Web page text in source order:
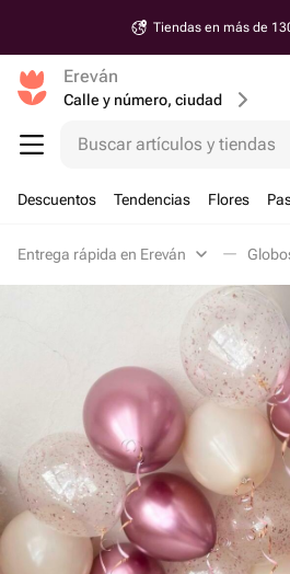
Tiendas en más de
Ereván
Calle y número, ciudad
Buscar artículos y tiendas
Descuentos Tendencias Flores
Entrega rápida en Ereván